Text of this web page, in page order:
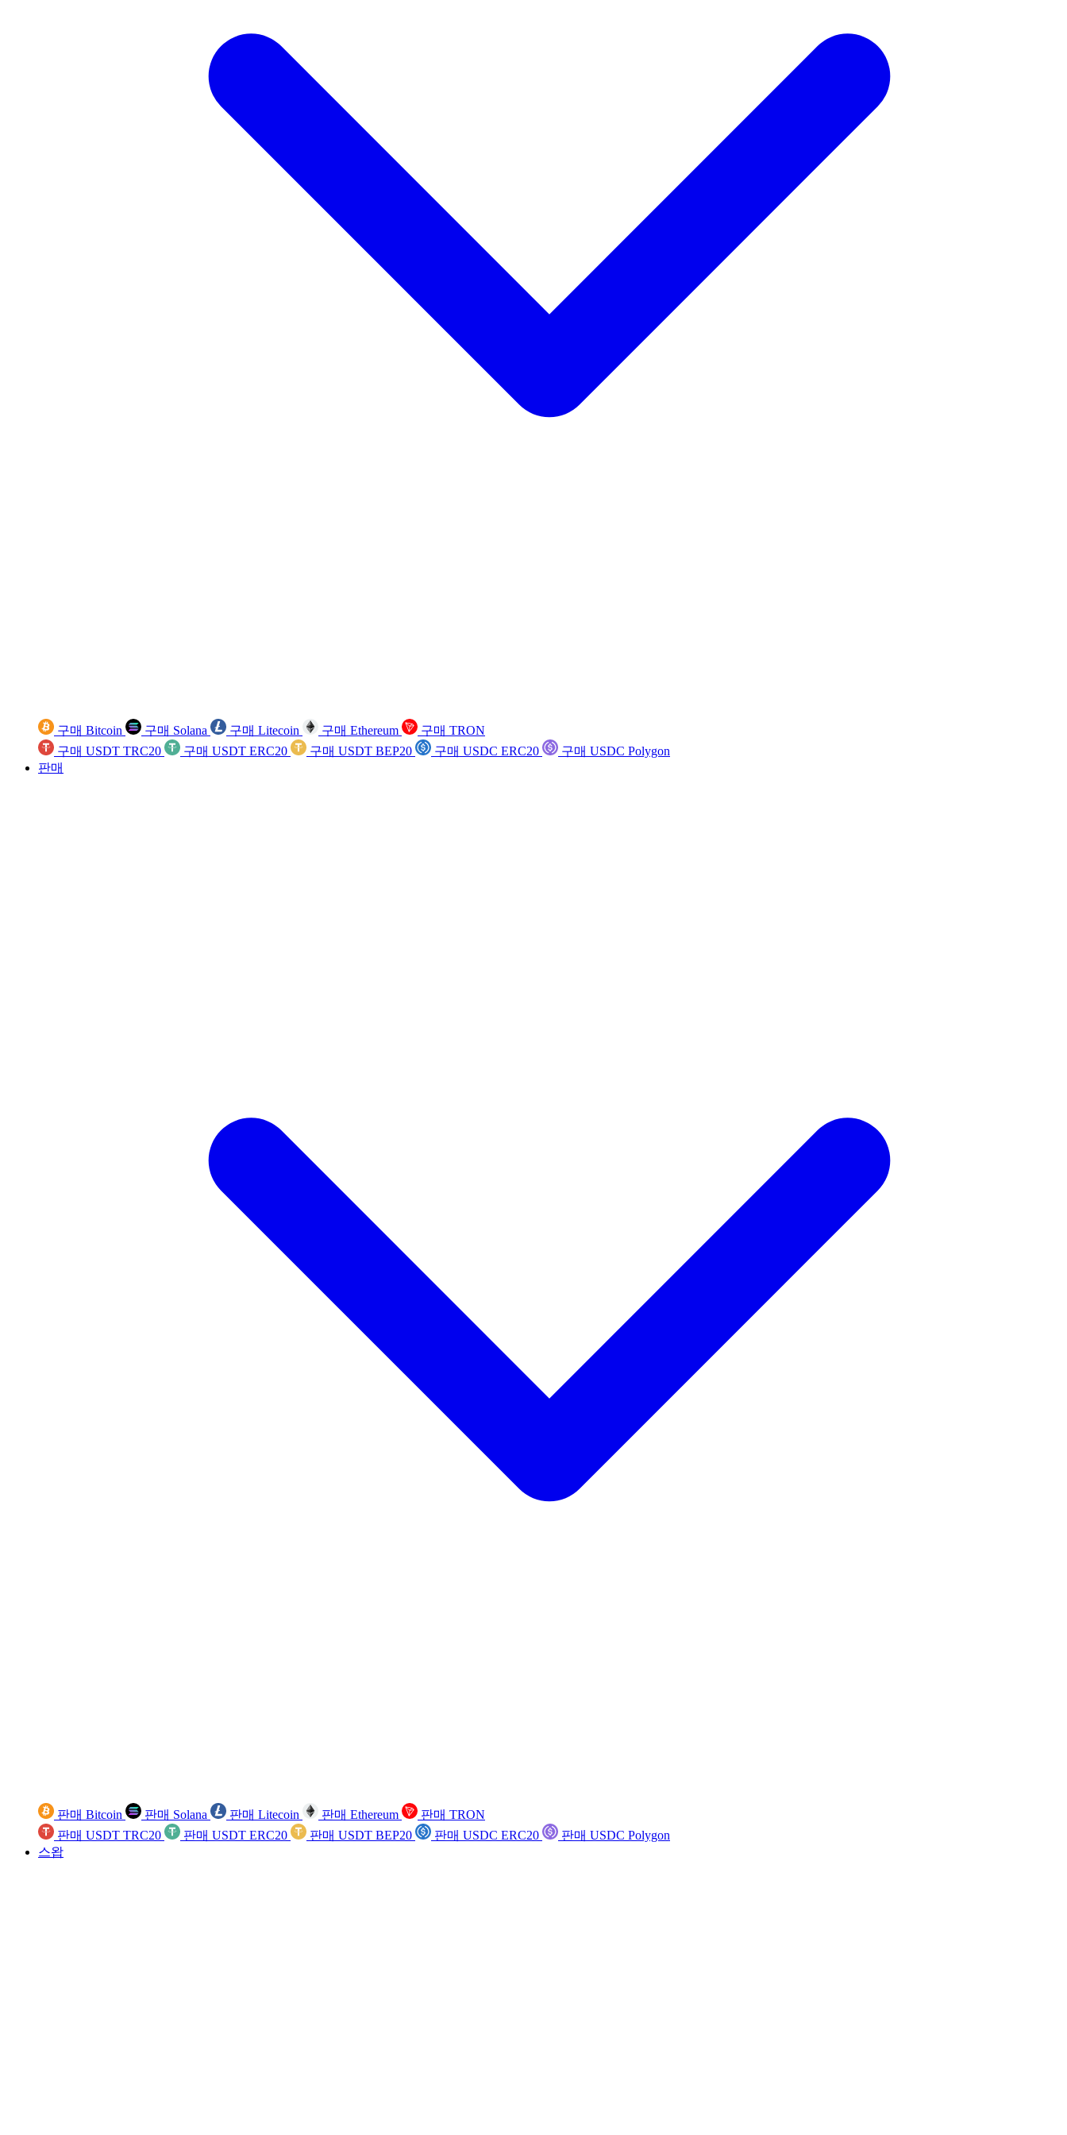
구매 Bitcoin 구매 Solana 구매 Litecoin 구매 Ethereum
구매 TRON
구매 USDT TRC20
구매 USDT ERC20 구매 USDT BEP20 구매 USDC ERC20
구매 USDC Polygon
판매
판매 Bitcoin 판매 Solana 판매 Litecoin 판매 Ethereum
판매 TRON
판매 USDT TRC20
판매 USDT ERC20 판매 USDT BEP20 판매 USDC ERC20
판매 USDC Polygon
스왑